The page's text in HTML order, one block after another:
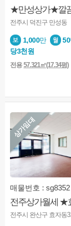
전주시 덕진구 만성동
1,000만 50
당3천원
전용57.321㎡(17.34평)
상가임대
매물번호 : sg8352
전주시 완산구 효자동